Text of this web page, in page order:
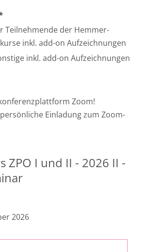
Teilnehmende der Hemmer-
inkl. add-on Aufzeichnungen
inkl. add-on Aufzeichnungen
Zoom!
Einladung zum Zoom-
ZPO I und II - 2026 II -
2026